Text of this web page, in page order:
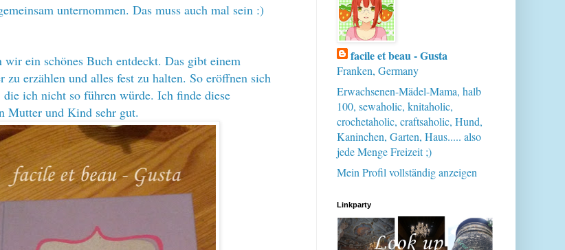
unternommen. Das muss auch mal sein :)
wir ein schönes Buch entdeckt. Das gibt einem
zu erzählen und alles fest zu halten. So eröffnen sich
die ich nicht so führen würde. Ich finde diese
Mutter und Kind sehr gut.
facile et beau - Gusta
Franken, Germany
Erwachsenen-Mädel-Mama, halb
100, sewaholic, knitaholic,
crochetaholic, craftsaholic, Hund,
Kaninchen, Garten, Haus..... also
jede Menge Freizeit ;)
Mein Profil vollständig anzeigen
Linkparty